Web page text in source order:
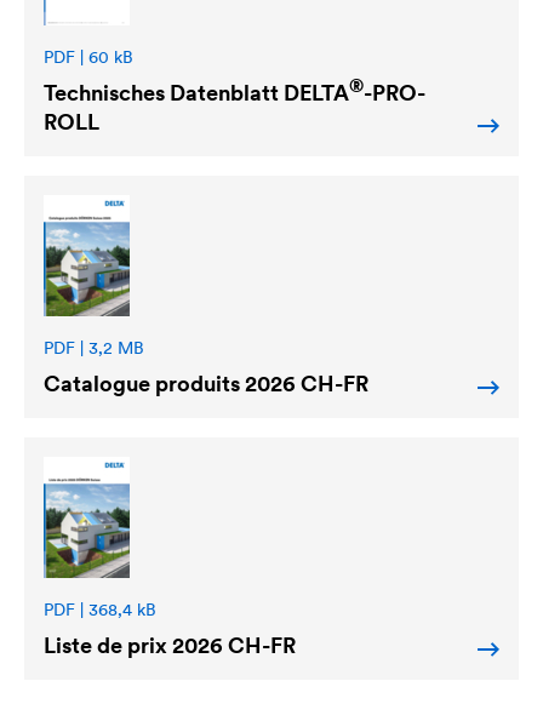
PDF | 60 kB
Technisches Datenblatt DELTA®-PRO-
ROLL
PDF | 3,2 MB
Catalogue produits 2026 CH-FR
PDF | 368,4 kB
Liste de prix 2026 CH-FR